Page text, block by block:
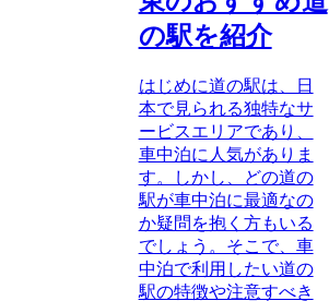
の駅を紹介
はじめに道の駅は、日
本で見られる独特なサ
ービスエリアであり、
車中泊に人気がありま
す。しかし、どの道の
駅が車中泊に最適なの
か疑問を抱く方もいる
でしょう。そこで、車
中泊で利用したい道の
駅の特徴や注意すべき